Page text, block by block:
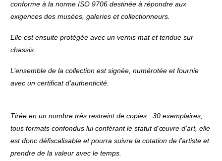
conforme à la norme ISO 9706 destinée à répondre aux
exigences des musées, galeries et collectionneurs.
Elle est ensuite protégée avec un vernis mat et tendue sur
chassis.
L’ensemble de la collection est signée, numérotée et fournie
avec un certificat d’authenticité.
Tirée en un nombre très restreint de copies : 30 exemplaires,
tous formats confondus lui conférant le statut d’œuvre d’art, elle
est donc défiscalisable et pourra suivre la cotation de l’artiste et
prendre de la valeur avec le temps.